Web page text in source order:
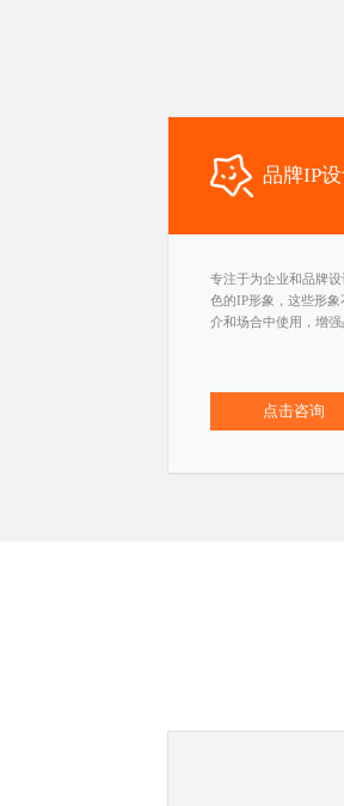
品牌IP
专注于为企业和品牌
色的IP形象，这些形
介和场合中使用，增强
点击咨询